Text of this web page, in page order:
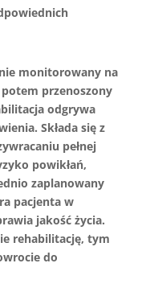
monitorowany na
przenoszony
odgrywa
Składa się z
pełnej
powikłań,
zaplanowany
pacjenta w
jakość życia.
rehabilitację, tym
do